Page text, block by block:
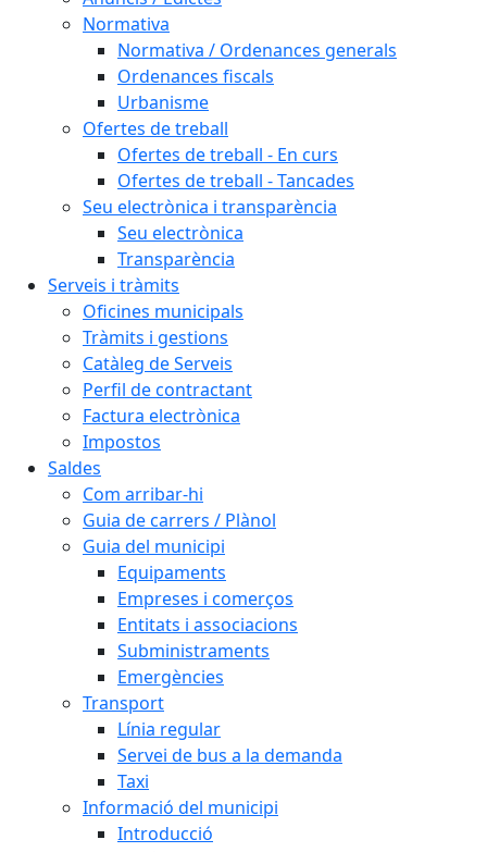
Normativa
Normativa / Ordenances generals
Ordenances fiscals
Urbanisme
Ofertes de treball
Ofertes de treball - En curs
Ofertes de treball - Tancades
Seu electrònica i transparència
Seu electrònica
Transparència
Serveis i tràmits
Oficines municipals
Tràmits i gestions
Catàleg de Serveis
Perfil de contractant
Factura electrònica
Impostos
Saldes
Com arribar-hi
Guia de carrers / Plànol
Guia del municipi
Equipaments
Empreses i comerços
Entitats i associacions
Subministraments
Emergències
Transport
Línia regular
Servei de bus a la demanda
Taxi
Informació del municipi
Introducció